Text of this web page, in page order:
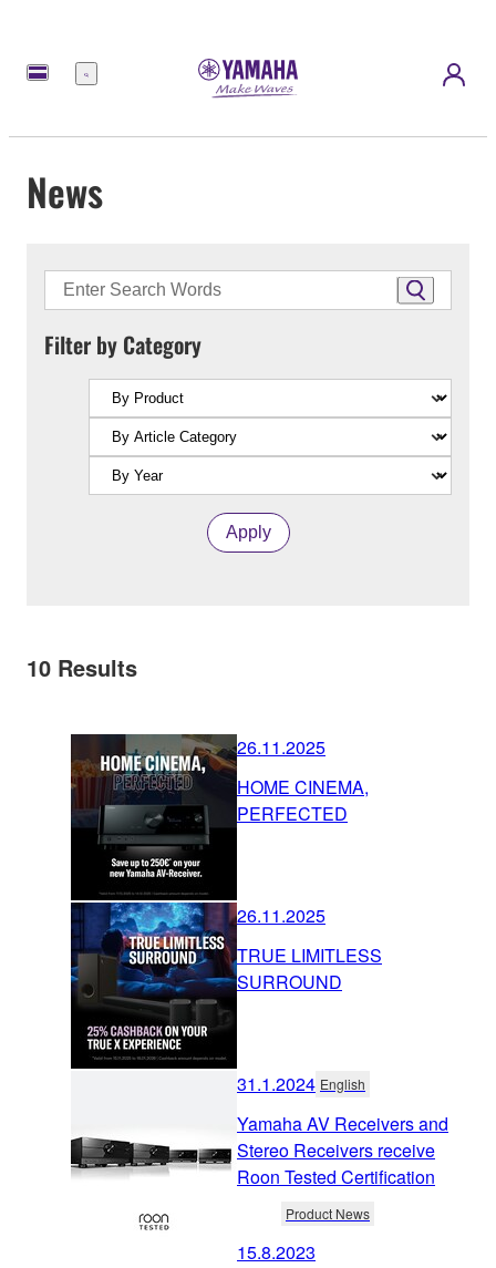
Menu
News
Filter by Category
Apply
10 Results
26.11.2025
HOME CINEMA,
PERFECTED
26.11.2025
TRUE LIMITLESS
SURROUND
31.1.2024 English
Yamaha AV Receivers and
Stereo Receivers receive
Roon Tested Certification
Product News
15.8.2023